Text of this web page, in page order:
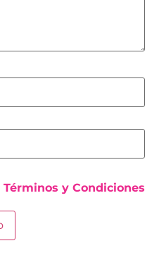
Términos y Condiciones